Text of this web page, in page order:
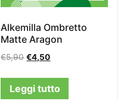
Alkemilla Ombretto
Matte Aragon
€5,90 €4,50
Leggi tutto